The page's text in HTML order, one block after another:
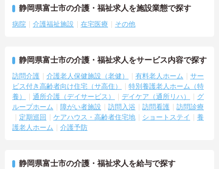
静岡県富士市の介護・福祉求人を施設業態で探す
病院 介護福祉施設 在宅医療 その他
静岡県富士市の介護・福祉求人をサービス内容で探す
訪問介護 介護老人保健施設（老健） 有料老人ホーム
サー
ビス付き高齢者向け住宅（サ高住）
特別養護老人ホーム（特
養）
通所介護（デイサービス） デイケア（通所リハ）
グ
ループホーム
障がい者施設 訪問入浴 訪問看護
訪問診療
定期巡回
ケアハウス・高齢者住宅地 ショートステイ
養
護老人ホーム
介護予防
静岡県富士市の介護・福祉求人を給与で探す